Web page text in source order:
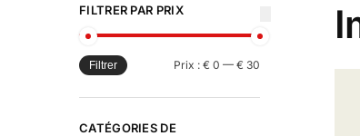
FILTRER PAR PRIX
Filtrer Prix : € 0 — € 30
CATÉGORIES DE